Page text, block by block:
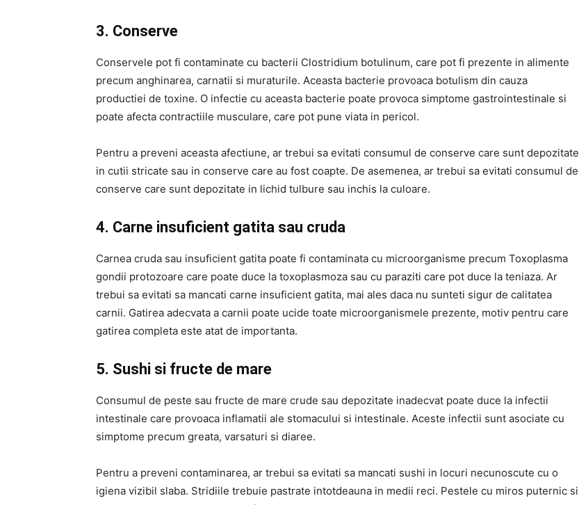
3. Conserve
Conservele pot fi contaminate cu bacterii Clostridium botulinum, care pot fi prezente in alimente
precum anghinarea, carnatii si muraturile. Aceasta bacterie provoaca botulism din cauza
productiei de toxine. O infectie cu aceasta bacterie poate provoca simptome gastrointestinale si
poate afecta contractiile musculare, care pot pune viata in pericol.
Pentru a preveni aceasta afectiune, ar trebui sa evitati consumul de conserve care sunt depozitate
in cutii stricate sau in conserve care au fost coapte. De asemenea, ar trebui sa evitati consumul de
conserve care sunt depozitate in lichid tulbure sau inchis la culoare.
4. Carne insuficient gatita sau cruda
Carnea cruda sau insuficient gatita poate fi contaminata cu microorganisme precum Toxoplasma
gondii protozoare care poate duce la toxoplasmoza sau cu paraziti care pot duce la teniaza. Ar
trebui sa evitati sa mancati carne insuficient gatita, mai ales daca nu sunteti sigur de calitatea
carnii. Gatirea adecvata a carnii poate ucide toate microorganismele prezente, motiv pentru care
gatirea completa este atat de importanta.
5. Sushi si fructe de mare
Consumul de peste sau fructe de mare crude sau depozitate inadecvat poate duce la infectii
intestinale care provoaca inflamatii ale stomacului si intestinale. Aceste infectii sunt asociate cu
simptome precum greata, varsaturi si diaree.
Pentru a preveni contaminarea, ar trebui sa evitati sa mancati sushi in locuri necunoscute cu o
igiena vizibil slaba. Stridiile trebuie pastrate intotdeauna in medii reci. Pestele cu miros puternic si